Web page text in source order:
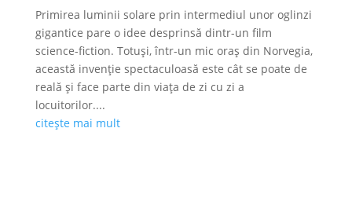
Primirea luminii solare prin intermediul unor oglinzi
gigantice pare o idee desprinsă dintr-un film
science-fiction. Totuși, într-un mic oraș din Norvegia,
această invenție spectaculoasă este cât se poate de
reală și face parte din viața de zi cu zi a
locuitorilor....
citește mai mult